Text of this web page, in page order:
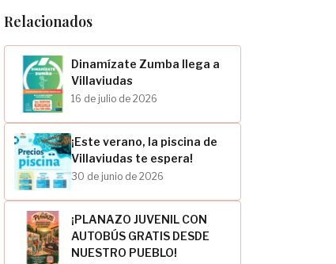
Relacionados
Dinamízate Zumba llega a
Villaviudas
16 de julio de 2026
¡Este verano, la piscina de
Villaviudas te espera!
30 de junio de 2026
¡PLANAZO JUVENIL CON
AUTOBÚS GRATIS DESDE
NUESTRO PUEBLO!